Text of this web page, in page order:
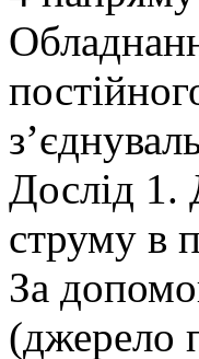
Дослід 1.
струму в
За
(джерело